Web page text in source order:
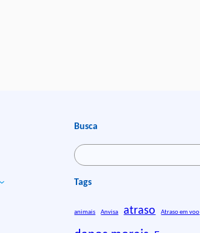
Busca
P
s
Tags
animais Anvisa atraso Atraso em voo